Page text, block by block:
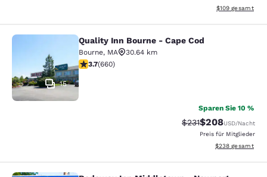
Geschätzte
$109 gesamt
Quality Inn Bourne - Cape Cod
15
Quality Inn Bourne - Cape Cod
Bourne, MA
30.64 km
3.68-Sterne-Bewertung. Gut. 660 Bewertungen
3.7(660)
Sparen Sie 10 %
Durchgestrichener
$231Vergünstigter
$208USD/Nacht
Preis für Mitglieder
Geschätzte
$238 gesamt